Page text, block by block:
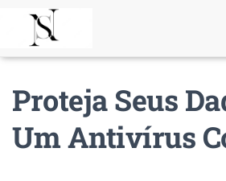
Proteja Seus
Um Antivírus